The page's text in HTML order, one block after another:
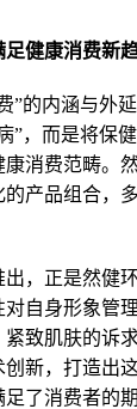
健康消费新
”的内涵与外
”，而是将保
消费范畴。
产品组合，
，正是然健
自身形象管
致肌肤的诉
新，打造出
了消费者的